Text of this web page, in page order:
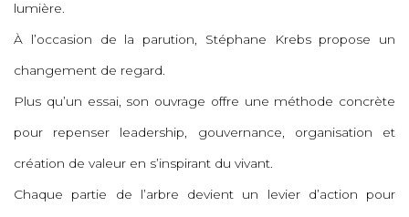
lumière.
À l’occasion de la parution, Stéphane Krebs propose un
changement de regard.
Plus qu’un essai, son ouvrage offre une méthode concrète
pour repenser leadership, gouvernance, organisation et
création de valeur en s’inspirant du vivant.
Chaque partie de l’arbre devient un levier d’action pour